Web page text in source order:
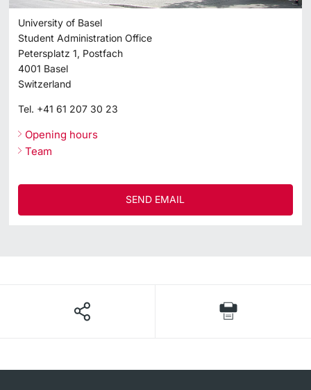
University of Basel
Student Administration Office
Petersplatz 1, Postfach
4001 Basel
Switzerland
Tel. +41 61 207 30 23
Opening hours
Team
SEND EMAIL